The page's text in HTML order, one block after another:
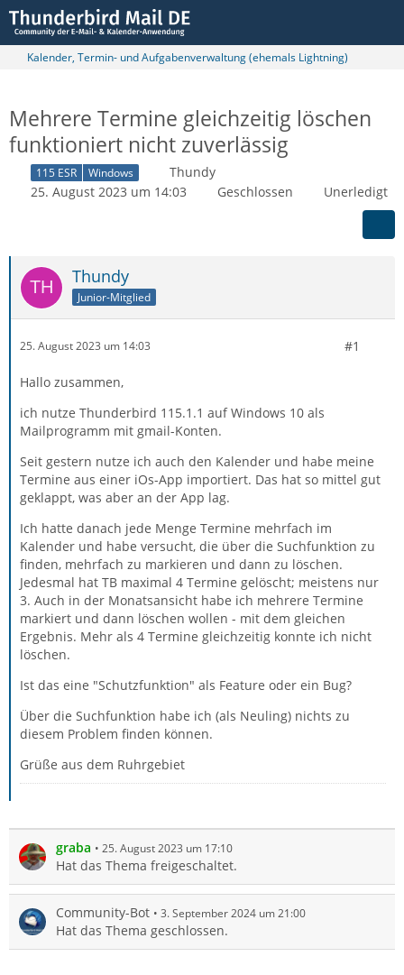
Kalender, Termin- und Aufgabenverwaltung (ehemals Lightning)
Mehrere Termine gleichzeitig löschen
funktioniert nicht zuverlässig
115 ESR Windows
Thundy
25. August 2023 um 14:03
Geschlossen Unerledigt
Thundy
Junior-Mitglied
25. August 2023 um 14:03 #1
Hallo zusammen,
ich nutze Thunderbird 115.1.1 auf Windows 10 als
Mailprogramm mit gmail-Konten.
Seit gestern nutze ich auch den Kalender und habe meine
Termine aus einer iOs-App importiert. Das hat so mittel gut
geklappt, was aber an der App lag.
Ich hatte danach jede Menge Termine mehrfach im
Kalender und habe versucht, die über die Suchfunktion zu
finden, mehrfach zu markieren und dann zu löschen.
Jedesmal hat TB maximal 4 Termine gelöscht; meistens nur
3. Auch in der Monatsansicht habe ich mehrere Termine
markiert und dann löschen wollen - mit dem gleichen
Ergebnis. Mehr als 4 Termine gleichzeitig konnte ich nicht
löschen.
Ist das eine "Schutzfunktion" als Feature oder ein Bug?
Über die Suchfunktion habe ich (als Neuling) nichts zu
diesem Problem finden können.
Grüße aus dem Ruhrgebiet
graba 25. August 2023 um 17:10
Hat das Thema freigeschaltet.
Community-Bot 3. September 2024 um 21:00
Hat das Thema geschlossen.